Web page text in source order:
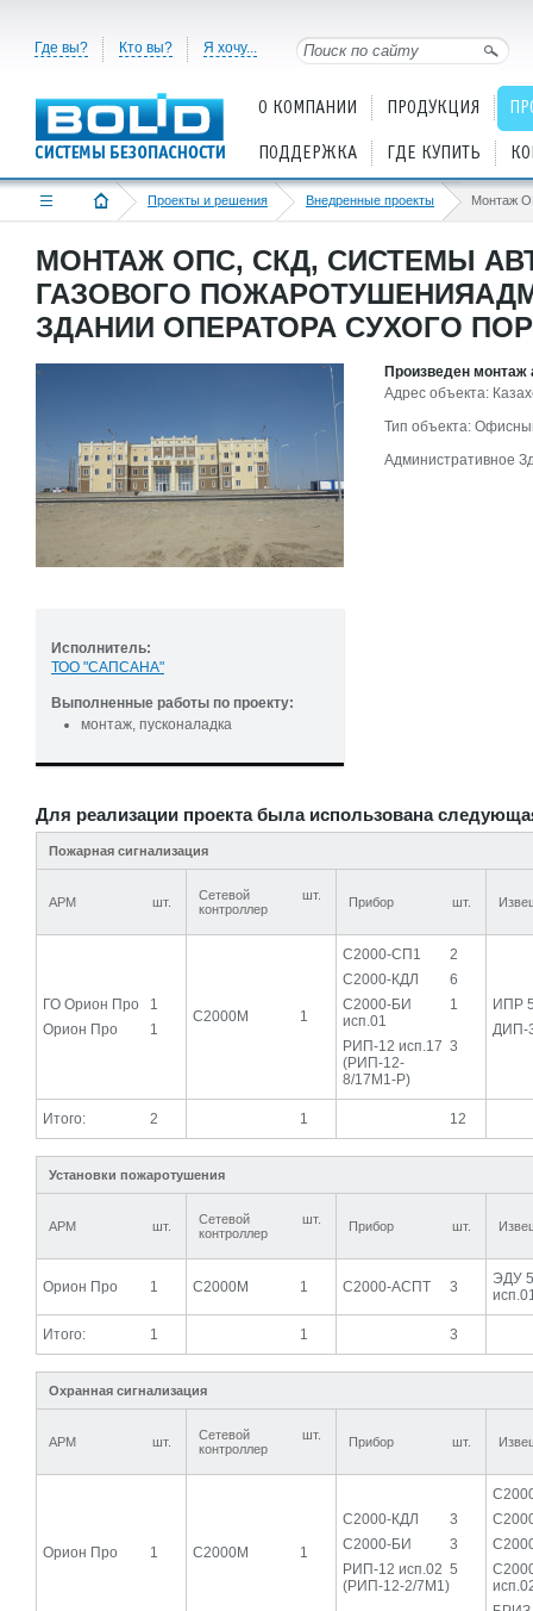
Где вы? Кто вы? Я хочу...
О КОМПАНИИ ПРОДУКЦИЯ
ПОДДЕРЖКА ГДЕ КУПИТЬ
Проекты и решения Внедренные проекты
МОНТАЖ ОПС, СКД, СИСТЕМЫ
ГАЗОВОГО
ЗДАНИИ ОПЕРАТОРА СУХОГО
Исполнитель:
ТОО "САПСАНА"
Выполненные работы по проекту:
монтаж, пусконаладка
Произведен монтаж
Адрес объекта:
Тип объекта:
Административное
Для реализации проекта была использована
Пожарная сигнализация
АРМ шт.
Сетевой
контроллер
шт. Прибор шт.
ГО Орион Про
1
Орион Про
1
С2000М 1
С2000-СП1
2
С2000-КДЛ
6
С2000-БИ
исп.01
1
РИП-12 исп.17
(РИП-12-
8/17М1-Р)
3
ИПР
ДИП-
Итого: 2 1 12
Установки пожаротушения
АРМ шт.
Сетевой
контроллер
шт. Прибор шт.
Орион Про 1 С2000М 1 С2000-АСПТ 3
ЭДУ
Итого: 1 1 3
Охранная сигнализация
АРМ шт.
Сетевой
контроллер
шт. Прибор шт.
Орион Про 1 С2000М 1
С2000-КДЛ
3
С2000-БИ
3
РИП-12 исп.02
(РИП-12-2/7М1)
5